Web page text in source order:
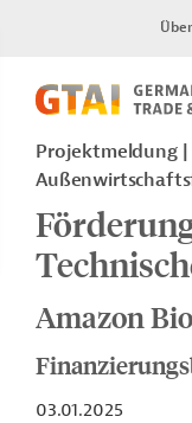
Projektmeldung
Amazon
03.01.2025